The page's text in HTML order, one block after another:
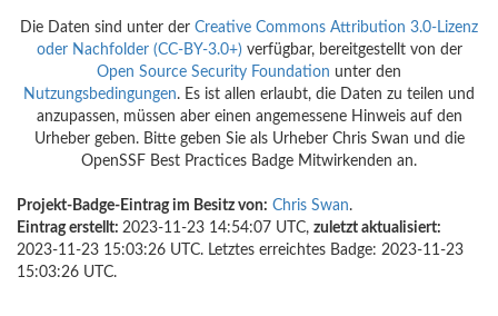
Die Daten sind unter der Creative Commons Attribution 3.0-Lizenz
oder Nachfolder (CC-BY-3.0+) verfügbar, bereitgestellt von der
Open Source Security Foundation unter den
Nutzungsbedingungen. Es ist allen erlaubt, die Daten zu teilen und
anzupassen, müssen aber einen angemessene Hinweis auf den
Urheber geben. Bitte geben Sie als Urheber Chris Swan und die
OpenSSF Best Practices Badge Mitwirkenden an.
Projekt-Badge-Eintrag im Besitz von: Chris Swan.
Eintrag erstellt: 2023-11-23 14:54:07 UTC, zuletzt aktualisiert:
2023-11-23 15:03:26 UTC. Letztes erreichtes Badge: 2023-11-23
15:03:26 UTC.